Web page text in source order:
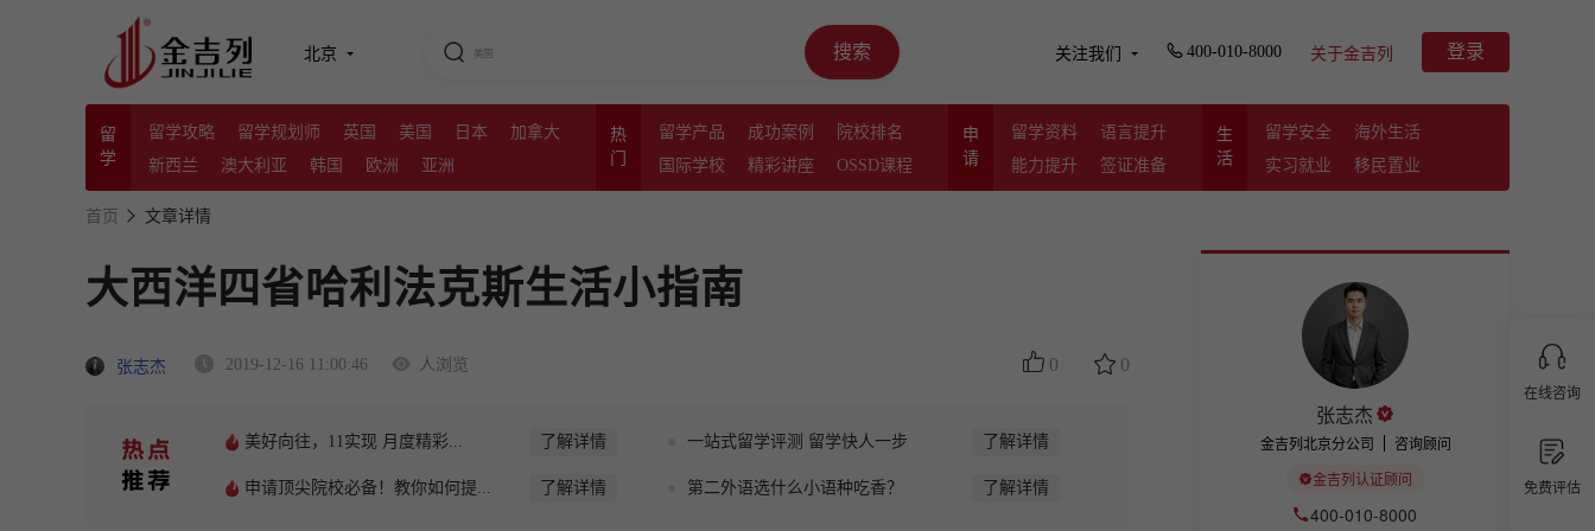
北京 搜索 关注我们 400-010-8000 关于金吉列 登录
留
学
留学攻略 留学规划师 英国 美国 日本
加拿大
新西兰
澳大利亚 韩国 欧洲 亚洲
热
门
留学产品 成功案例
院校排名
国际学校
精彩讲座 OSSD课程
申
请
留学资料
语言提升
能力提升
签证准备
生
活
留学安全
海外生活
实习就业
移民置业
在线咨询
免费评估
首页 文章详情
大西洋四省哈利法克斯生活小指南
张志杰 2019-12-16 11:00:46 人浏览 0 0
美好向往，11实现 月度精彩... 了解详情 一站式留学评测 留学快人一步 了解详情
申请顶尖院校必备！教你如何提... 了解详情 第二外语选什么小语种吃香？ 了解详情
张志杰
金吉列北京分公司 咨询顾问
金吉列认证顾问
400-010-8000